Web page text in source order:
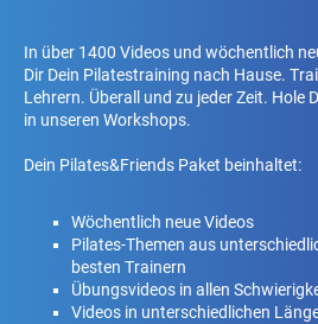
In über 1400 Videos und wöchentlich
Dir Dein Pilatestraining nach Hause.
Lehrern. Überall und zu jeder Zeit. Hole
in unseren Workshops.
Dein Pilates&Friends Paket beinhaltet:
Wöchentlich neue Videos
Pilates-Themen aus
besten Trainern
Übungsvideos in allen
Videos in unterschiedlichen